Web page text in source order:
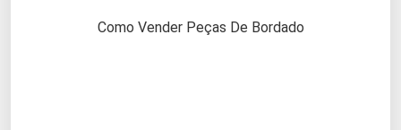
Como Vender Peças De Bordado